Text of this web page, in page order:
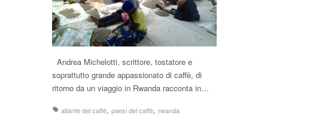
Andrea Michelotti, scrittore, tostatore e
soprattutto grande appassionato di caffè, di
ritorno da un viaggio in Rwanda racconta in…
atlante del caffè, paesi del caffè, rwanda